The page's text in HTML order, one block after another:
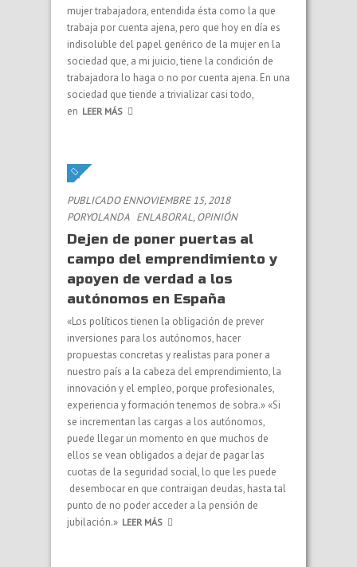
mujer trabajadora, entendida ésta como la que
trabaja por cuenta ajena, pero que hoy en día es
indisoluble del papel genérico de la mujer en la
sociedad que, a mi juicio, tiene la condición de
trabajadora lo haga o no por cuenta ajena. En una
sociedad que tiende a trivializar casi todo,
en LEER MÁS
PUBLICADO ENNOVIEMBRE 15, 2018
PORYOLANDA ENLABORAL,OPINIÓN
Dejen de poner puertas al
campo del emprendimiento y
apoyen de verdad a los
autónomos en España
«Los políticos tienen la obligación de prever
inversiones para los autónomos, hacer
propuestas concretas y realistas para poner a
nuestro país a la cabeza del emprendimiento, la
innovación y el empleo, porque profesionales,
experiencia y formación tenemos de sobra.» «Si
se incrementan las cargas a los autónomos,
puede llegar un momento en que muchos de
ellos se vean obligados a dejar de pagar las
cuotas de la seguridad social, lo que les puede
desembocar en que contraigan deudas, hasta tal
punto de no poder acceder a la pensión de
jubilación.» LEER MÁS